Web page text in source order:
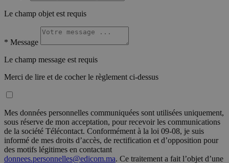
Le champ objet est requis
* Message
Le champ message est requis
Merci de lire et de cocher le règlement ci-dessus
Mes données personnelles communiquées sont utilisées uniquement,
sous réserve de mon acceptation, pour recevoir les communications
de la société Télécontact. Conformément à la loi 09-08, je suis
informé de mes droits d’accès, de rectification et d’opposition pour
des motifs légitimes en contactant
donnees.personnelles@edicom.ma. Ce traitement a fait l’objet d’une